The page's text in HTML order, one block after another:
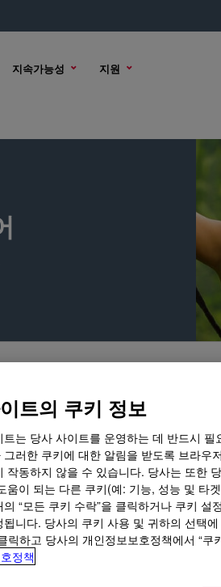
지속가능성 지원
비자 경험을 향
줄이고, 자원 효율성을 높이며, 소비
사의 포뮬레이션 전문가들은 브랜드
뮬레이션을 개발하도록 돕습니다. 우
지속 가능한 지구 및 사회로의 전환에
오를 통해, 우리는 고객들이 일상 생
트의 쿠키 정보
트는 당사 사이트를 운영하는 데 반드시
그러한 쿠키에 대한 알림을 받도록 브라우
작동하지 않을 수 있습니다. 당사는 또한
움이 되는 다른 쿠키(예: 기능, 성능 및 타
의 “모든 쿠키 수락”을 클릭하거나 쿠키
됩니다. 당사의 쿠키 사용 및 귀하의 선택
릭하고 당사의 개인정보보호정책에서 “
정책